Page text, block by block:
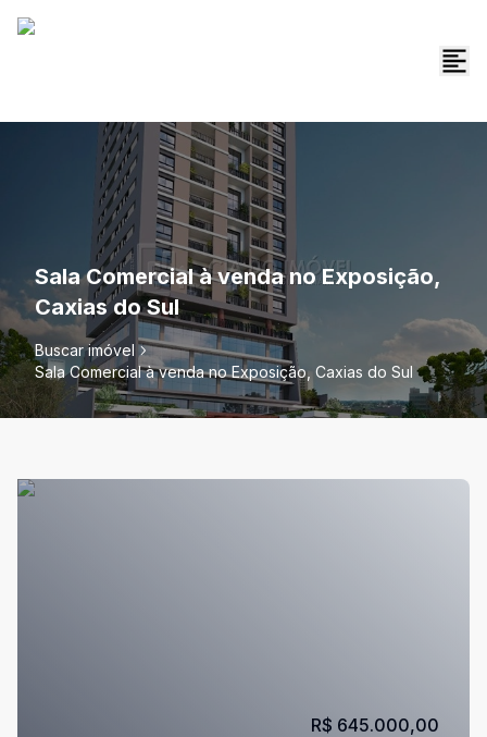
Sala Comercial à venda no Exposição,
Caxias do Sul
Buscar imóvel
Sala Comercial à venda no Exposição, Caxias do Sul
R$ 645.000,00